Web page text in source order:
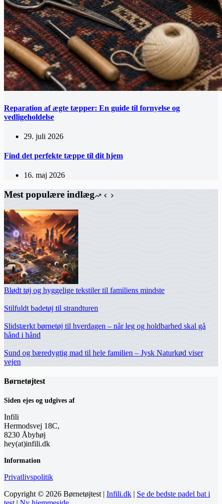
Reparation af ægte tæpper: En guide til fornyelse og
vedligeholdelse
29. juli 2026
Find det perfekte tæppe til dit hjem
16. maj 2026
Mest populære indlæg
Blødt tøj og hyggelige tekstiler til familiens mindste
Stilfuldt badetøj til strandturen
Slidstærkt børnetøj til hverdagen – når leg og holdbarhed skal gå
hånd i hånd
Sund og bæredygtig mad til hele familien – Jysk Naturkød viser
vejen
Børnetøjtest
Siden ejes og udgives af
Infili
Hermodsvej 18C,
8230 Åbyhøj
hey(at)infili.dk
Information
Privatlivspolitik
Copyright © 2026 Børnetøjtest | Infili.dk | Se de bedste padel bat i